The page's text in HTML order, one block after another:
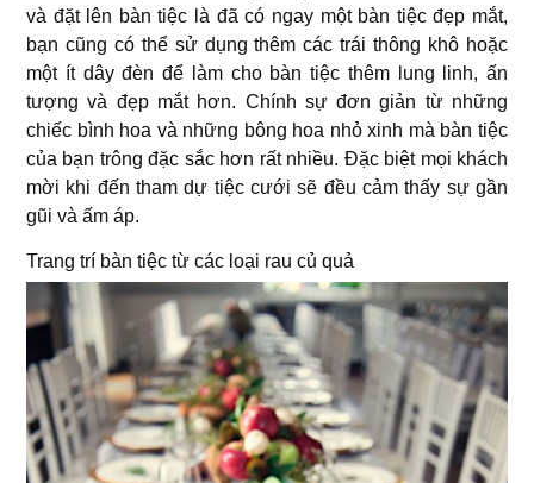
và đặt lên bàn tiệc là đã có ngay một bàn tiệc đẹp mắt,
bạn cũng có thể sử dụng thêm các trái thông khô hoặc
một ít dây đèn để làm cho bàn tiệc thêm lung linh, ấn
tượng và đẹp mắt hơn. Chính sự đơn giản từ những
chiếc bình hoa và những bông hoa nhỏ xinh mà bàn tiệc
của bạn trông đặc sắc hơn rất nhiều. Đặc biệt mọi khách
mời khi đến tham dự tiệc cưới sẽ đều cảm thấy sự gần
gũi và ấm áp.
Trang trí bàn tiệc từ các loại rau củ quả